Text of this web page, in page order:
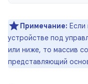
Примечание: Если
устройстве под
или ниже, то массив
представляющий